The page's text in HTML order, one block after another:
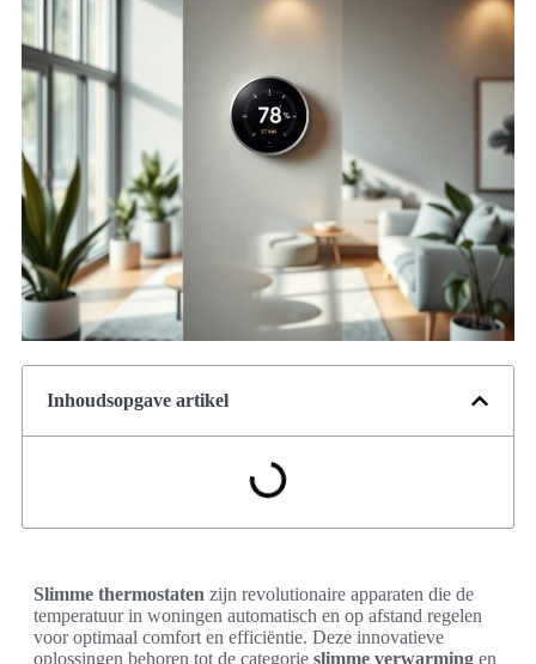
Inhoudsopgave artikel
Slimme thermostaten zijn revolutionaire apparaten die de
temperatuur in woningen automatisch en op afstand regelen
voor optimaal comfort en efficiëntie. Deze innovatieve
oplossingen behoren tot de categorie slimme verwarming en